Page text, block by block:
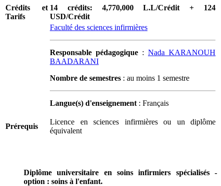
Crédits et
Tarifs
14 crédits: 4,770,000 L.L/Crédit + 124
USD/Crédit
Faculté des sciences infirmières
Responsable pédagogique : Nada KARANOUH
BAADARANI
Nombre de semestres : au moins 1 semestre
Langue(s) d'enseignement: Français
Prérequis
Licence en sciences infirmières ou un diplôme
équivalent
Diplôme universitaire en soins infirmiers spécialisés -
option : soins à l'enfant.